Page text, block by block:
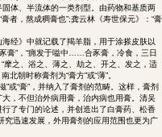
体、半流体的一类剂型。由药物和基质两
者，熬成稠膏也”;龚云林《寿世保元》：“膏
经》中就记载了羯羊脂，用于涂搽皮肤以
膏”，“痈发于嗌中……合豕膏，冷食，三日
之、浴之、薄之、劫之、开之、发之，适
朝时称膏剂为“膏方”或“薄”。
”或“膏”，并纳入了膏剂的范畴。这样，膏剂
，不但治外病用膏，治内病也用膏。清吴
了专门的论述，并创造出了白膏药、松香
究迅速发展，外用膏剂的应用范围也更为广